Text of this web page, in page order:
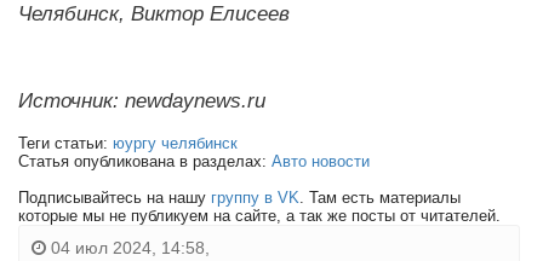
Челябинск, Виктор Елисеев
Источник: newdaynews.ru
Теги статьи: юургу челябинск
Статья опубликована в разделах: Авто новости
Подписывайтесь на нашу группу в VK . Там есть материалы
которые мы не публикуем на сайте, а так же посты от читателей.
04 июл 2024, 14:58,